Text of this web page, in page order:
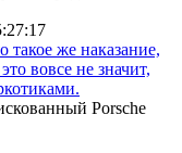
такое же наказание,
вовсе не значит,
Porsche